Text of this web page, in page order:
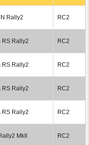
Rally2 RC2
RS Rally2 RC2
RS Rally2 RC2
RS Rally2 RC2
RS Rally2 RC2
MkII RC2